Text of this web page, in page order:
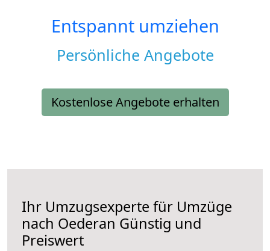
Entspannt umziehen
Persönliche Angebote
Kostenlose Angebote erhalten
Ihr Umzugsexperte für Umzüge
nach Oederan Günstig und
Preiswert